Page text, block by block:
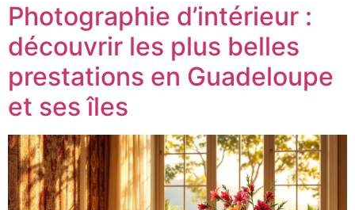
Photographie d’intérieur :
découvrir les plus belles
prestations en Guadeloupe
et ses îles